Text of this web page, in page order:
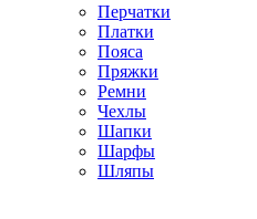
Перчатки
Платки
Пояса
Пряжки
Ремни
Чехлы
Шапки
Шарфы
Шляпы